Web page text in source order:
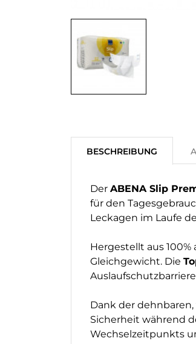
BESCHREIBUNG
Der ABENA Slip
für den
Leckagen im Laufe
Hergestellt aus
Gleichgewicht. Die
Dank der
Sicherheit während
Wechselzeitpunkts